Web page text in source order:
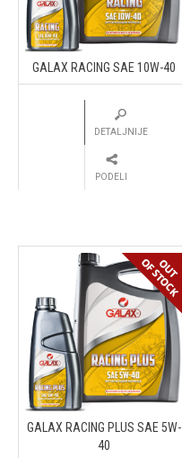
GALAX RACING SAE 10W-40
DETALJNIJE
PODELI
GALAX RACING PLUS SAE 5W-
40